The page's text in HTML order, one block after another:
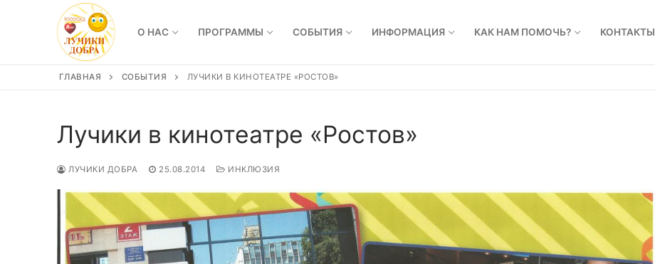
содержимому
О НАС ПРОГРАММЫ СОБЫТИЯ ИНФОРМАЦИЯ КАК НАМ ПОМОЧЬ? КОНТАКТЫ
ГЛАВНАЯ СОБЫТИЯ ЛУЧИКИ В КИНОТЕАТРЕ «РОСТОВ»
Лучики в кинотеатре «Ростов»
ЛУЧИКИ ДОБРА 25.08.2014 ИНКЛЮЗИЯ